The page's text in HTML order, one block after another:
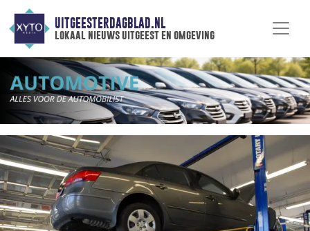
UITGEESTERDAGBLAD.NL
lokaal nieuws uitgeest en omgeving